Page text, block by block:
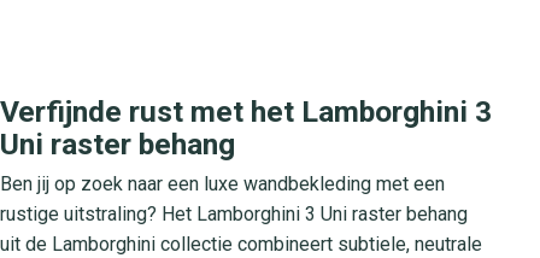
Verfijnde rust met het Lamborghini 3
Uni raster behang
Ben jij op zoek naar een luxe wandbekleding met een
rustige uitstraling? Het Lamborghini 3 Uni raster behang
uit de Lamborghini collectie combineert subtiele, neutrale